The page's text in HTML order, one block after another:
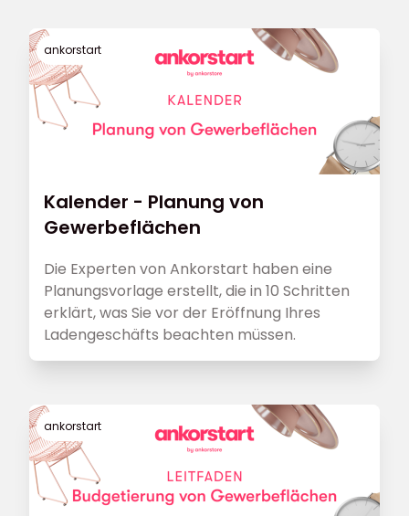
ankorstart
Kalender - Planung von
Gewerbeflächen
Die Experten von Ankorstart haben eine
Planungsvorlage erstellt, die in 10 Schritten
erklärt, was Sie vor der Eröffnung Ihres
Ladengeschäfts beachten müssen.
ankorstart